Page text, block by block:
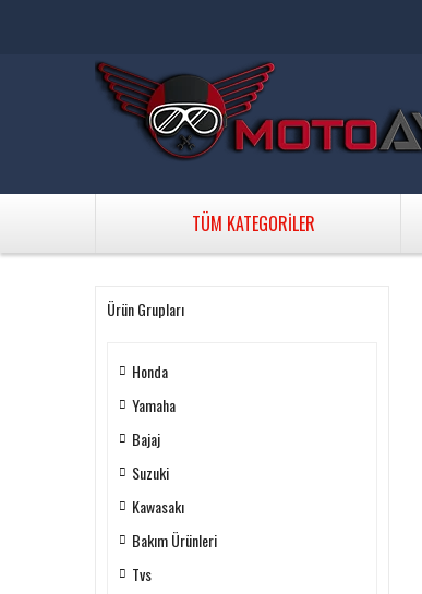
TÜM KATEGORİLER
Ürün Grupları
Honda
Yamaha
Bajaj
Suzuki
Kawasakı
Bakım Ürünleri
Tvs